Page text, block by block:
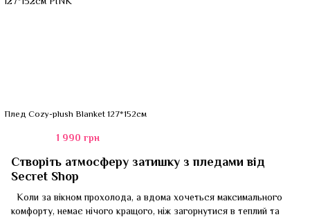
Плед Cozy-plush Blanket 127*152см
1 990 грн
Створіть атмосферу затишку з пледами від
Secret Shop
Коли за вікном прохолода, а вдома хочеться максимального
комфорту, немає нічого кращого, ніж загорнутися в теплий та